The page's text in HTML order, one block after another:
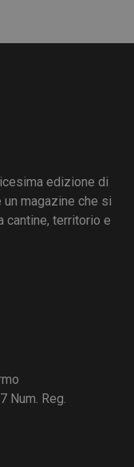
edizione di
magazine che si
cantine, territorio e
Num. Reg.